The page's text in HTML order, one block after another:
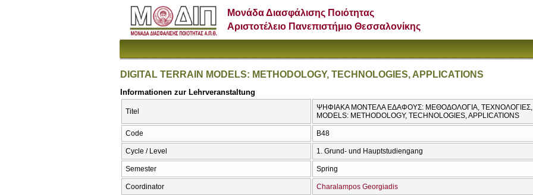
Μονάδα Διασφάλισης Ποιότητας
Αριστοτέλειο Πανεπιστήμιο Θεσσαλονίκης
DIGITAL TERRAIN MODELS: METHODOLOGY, TECHNOLOGIES, APPLICATIONS
Informationen zur Lehrveranstaltung
Titel
ΨΗΦΙΑΚΑ ΜΟΝΤΕΛΑ ΕΔΑΦΟΥΣ: ΜΕΘΟΔΟΛΟΓΙΑ, ΤΕΧΝΟΛΟΓΙΕΣ,
MODELS: METHODOLOGY, TECHNOLOGIES, APPLICATIONS
Code Β48
Cycle / Level 1. Grund- und Hauptstudiengang
Semester Spring
Coordinator Charalampos Georgiadis